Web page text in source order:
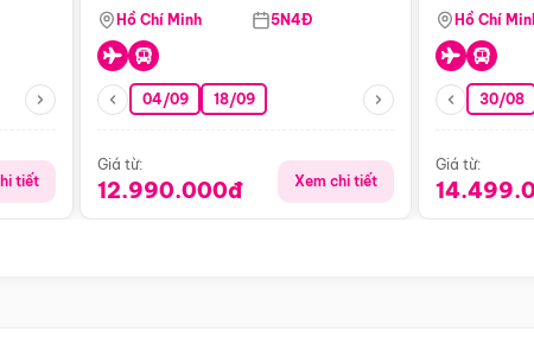
tiết
(Bay Vj)
Hồ Chí Minh 5N4Đ
04/09 18/09
Giá từ:
12.990.000đ Xem chi tiết
Hồ Chí
30/08
Giá từ: